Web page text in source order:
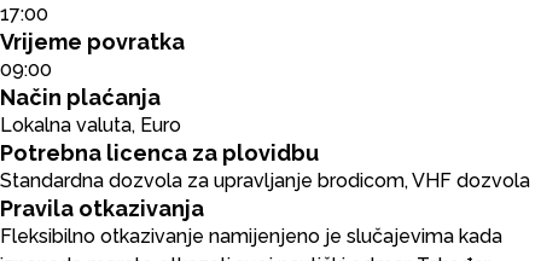
17:00
Vrijeme povratka
09:00
Način plaćanja
Lokalna valuta, Euro
Potrebna licenca za plovidbu
Standardna dozvola za upravljanje brodicom, VHF dozvola
Pravila otkazivanja
Fleksibilno otkazivanje namijenjeno je slučajevima kada